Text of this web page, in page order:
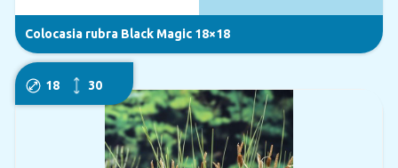
Colocasia rubra Black Magic 18×18
18 30